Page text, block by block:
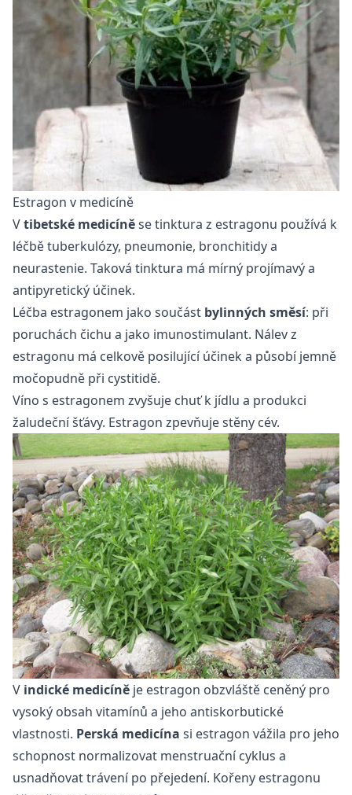
Estragon v medicíně
Vtibetské medicíněse tinktura z estragonu používá k
léčbě tuberkulózy, pneumonie, bronchitidy a
neurastenie. Taková tinktura má mírný projímavý a
antipyretický účinek.
Léčba estragonem jako součást bylinných směsí: při
poruchách čichu a jako imunostimulant. Nálev z
estragonu má celkově posilující účinek a působí jemně
močopudně při cystitidě.
Víno s estragonem zvyšuje chuť k jídlu a produkci
žaludeční šťávy. Estragon zpevňuje stěny cév.
V indické medicíně je estragon obzvláště ceněný pro
vysoký obsah vitamínů a jeho antiskorbutické
vlastnosti. Perská medicína si estragon vážila pro jeho
schopnost normalizovat menstruační cyklus a
usnadňovat trávení po přejedení. Kořeny estragonu